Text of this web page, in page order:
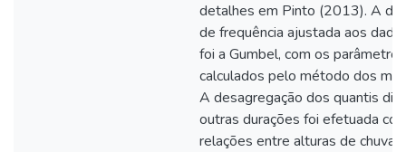
detalhes em Pinto (2013). A
de frequência ajustada aos
foi a Gumbel, com os parâmetros
calculados pelo método dos
A desagregação dos quantis
outras durações foi efetuada
relações entre alturas de